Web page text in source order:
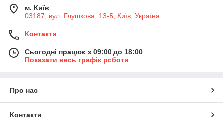
м. Київ
03187, вул. Глушкова, 13-Б, Київ, Україна
Контакти
Сьогодні працює з 09:00 до 18:00
Показати весь графік роботи
Про нас
Контакти